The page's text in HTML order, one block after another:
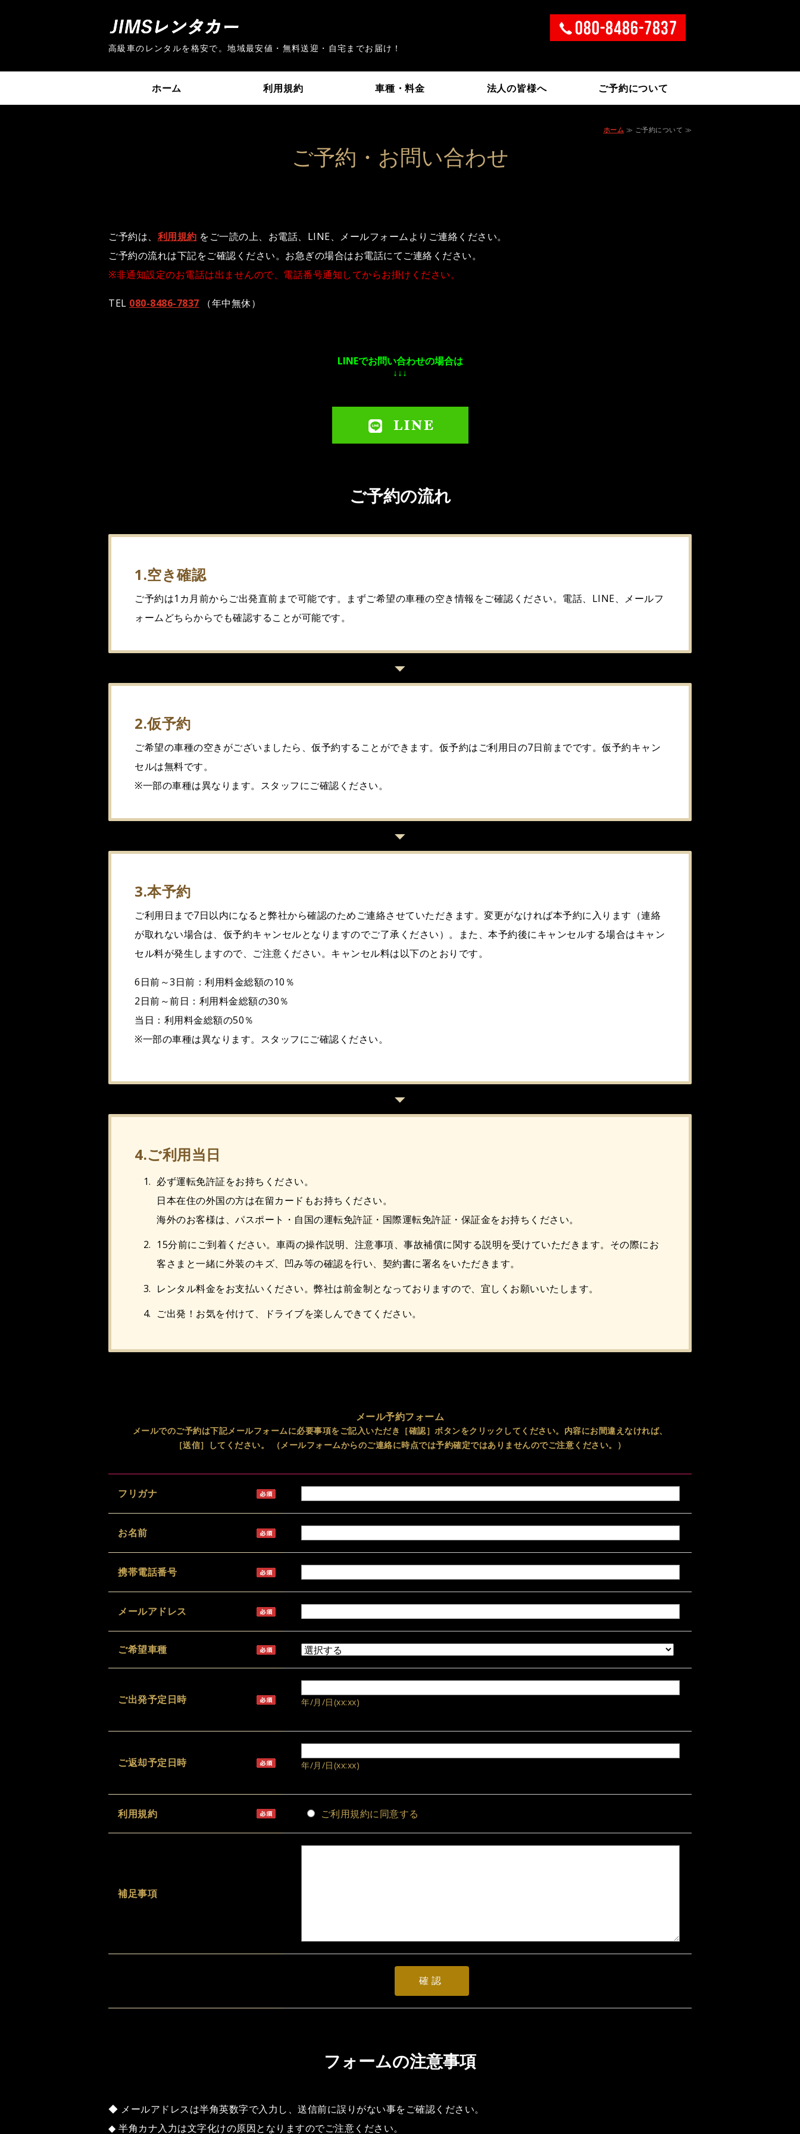
高級車のレンタルが安い！JIMSレンタカー｜東京都八王子
高級車のレンタルを格安で。地域最安値・無料送迎・自宅までお届け！
ホーム 利用規約 車種・料金 法人の皆様へ ご予約について
ホーム ≫ ご予約について ≫
ご予約・お問い合わせ
ご予約は、 利用規約 をご一読の上、お電話、LINE、メールフォームよりご連絡ください。
ご予約の流れは下記をご確認ください。お急ぎの場合はお電話にてご連絡ください。
※非通知設定のお電話は出ませんので、電話番号通知してからお掛けください。
TEL 080-8486-7837 （年中無休）
LINEでお問い合わせの場合は
↓↓↓
ご予約の流れ
1.空き確認
ご予約は1カ月前からご出発直前まで可能です。まずご希望の車種の空き情報をご確認ください。電話、LINE、メールフ
ォームどちらからでも確認することが可能です。
2.仮予約
ご希望の車種の空きがございましたら、仮予約することができます。仮予約はご利用日の7日前までです。仮予約キャン
セルは無料です。
※一部の車種は異なります。スタッフにご確認ください。
3.本予約
ご利用日まで7日以内になると弊社から確認のためご連絡させていただきます。変更がなければ本予約に入ります（連絡
が取れない場合は、仮予約キャンセルとなりますのでご了承ください）。また、本予約後にキャンセルする場合はキャン
セル料が発生しますので、ご注意ください。キャンセル料は以下のとおりです。
6日前～3日前：利用料金総額の10％
2日前～前日：利用料金総額の30％
当日：利用料金総額の50％
※一部の車種は異なります。スタッフにご確認ください。
4.ご利用当日
必ず運転免許証をお持ちください。
日本在住の外国の方は在留カードもお持ちください。
海外のお客様は、パスポート・自国の運転免許証・国際運転免許証・保証金をお持ちください。
15分前にご到着ください。車両の操作説明、注意事項、事故補償に関する説明を受けていただきます。その際にお
客さまと一緒に外装のキズ、凹み等の確認を行い、契約書に署名をいただきます。
レンタル料金をお支払いください。弊社は前金制となっておりますので、宜しくお願いいたします。
ご出発！お気を付けて、ドライブを楽しんできてください。
メール予約フォーム
メールでのご予約は下記メールフォームに必要事項をご記入いただき［確認］ボタンをクリックしてください。内容にお間違えなければ、
［送信］してください。 （メールフォームからのご連絡に時点では予約確定ではありませんのでご注意ください。）
フリガナ
お名前
携帯電話番号
メールアドレス
ご希望車種
ご出発予定日時 年/月/日(xx:xx)
ご返却予定日時 年/月/日(xx:xx)
利用規約 ご利用規約に同意する
補足事項
フォームの注意事項
◆ メールアドレスは半角英数字で入力し、送信前に誤りがない事をご確認ください。
◆ 半角カナ入力は文字化けの原因となりますのでご注意ください。